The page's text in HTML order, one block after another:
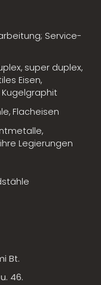
Service-
super duplex,
Eisen,
Flacheisen
Legierungen
Bt.
46.